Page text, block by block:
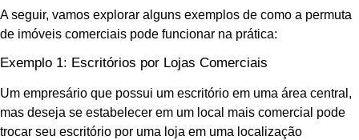
A seguir, vamos explorar alguns exemplos de como a permuta
de imóveis comerciais pode funcionar na prática:
Exemplo 1: Escritórios por Lojas Comerciais
Um empresário que possui um escritório em uma área central,
mas deseja se estabelecer em um local mais comercial pode
trocar seu escritório por uma loja em uma localização